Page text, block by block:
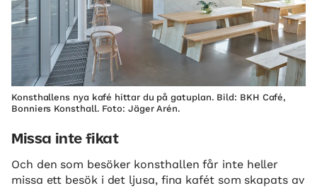
Konsthallens nya kafé hittar du på gatuplan. Bild: BKH Café,
Bonniers Konsthall. Foto: Jäger Arén.
Missa inte fikat
Och den som besöker konsthallen får inte heller
missa ett besök i det ljusa, fina kafét som skapats av